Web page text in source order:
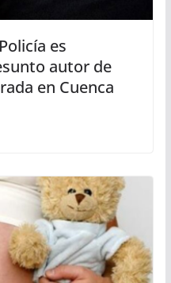
es
autor de
en Cuenca